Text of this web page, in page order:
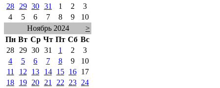
28
29 30 31 1 2
3
4
5 6 7 8 9
10
Ноябрь 2024
>
Пн Вт Ср Чт Пт Сб Вс
28
29 30 31 1 2
3
4
5 6 7 8 9
10
11
12 13 14 15 16
17
18
19 20 21 22 23
24